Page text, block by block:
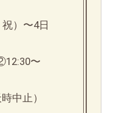
）〜4日
〜
中止）